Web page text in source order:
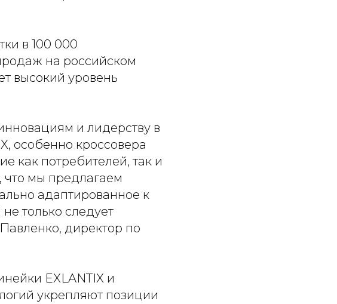
в 100 000
на российском
высокий уровень
и лидерству в
особенно кроссовера
как потребителей, так и
что мы предлагаем
адаптированное к
только следует
директор по
EXLANTIX и
укрепляют позиции